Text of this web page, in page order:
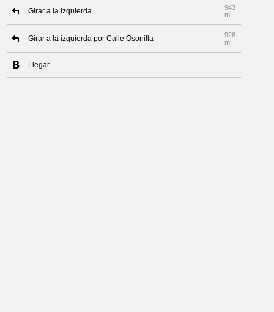
Girar a la izquierda
943
m
Girar a la izquierda por Calle Osonilla
926
m
Llegar